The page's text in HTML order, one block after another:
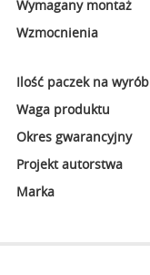
Wymagany montaż
Wzmocnienia
Ilość paczek na wyrób
Waga produktu
Okres gwarancyjny
Projekt autorstwa
Marka